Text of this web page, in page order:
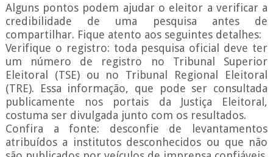
Alguns pontos podem ajudar o eleitor a verificar a
credibilidade de uma pesquisa antes de
compartilhar. Fique atento aos seguintes detalhes:
Verifique o registro: toda pesquisa oficial deve ter
um número de registro no Tribunal Superior
Eleitoral (TSE) ou no Tribunal Regional Eleitoral
(TRE). Essa informação, que pode ser consultada
publicamente nos portais da Justiça Eleitoral,
costuma ser divulgada junto com os resultados.
Confira a fonte: desconfie de levantamentos
atribuídos a institutos desconhecidos ou que não